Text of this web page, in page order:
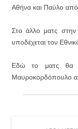
Αθήνα και Παύλο από
Στο άλλο ματς στην
υποδέχεται τον
Εδώ το ματς θα
Μαυροκορδόπουλο